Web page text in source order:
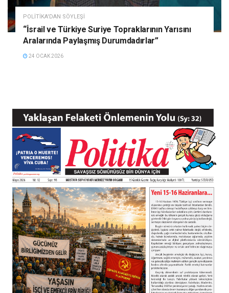
POLITIKA'DAN SÖYLEŞI
“İsrail ve Türkiye Suriye Topraklarının Yarısını
Aralarında Paylaşmış Durumdadırlar”
24 OCAK 2026